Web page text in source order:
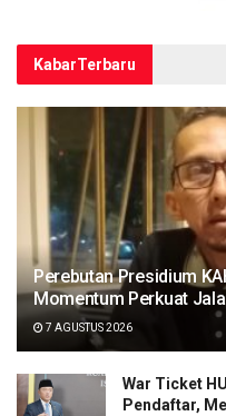
KabarTerbaru
Perebutan Presidium
Momentum Perkuat
7 AGUSTUS 2026
War Ticket
Pendaftar,